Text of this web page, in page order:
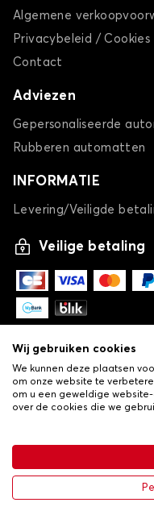
€ 113,43
-25% € 151,24
Algemene
Privacybeleid / Cookies
Contact
Adviezen
Gepersonaliseerde
Rubberen automatten
INFORMATIE
Levering/Veiligde
Veilige betaling
Algemene
•Livraison
Wij gebruiken cookies
We kunnen deze plaatsen
om onze website te
om u een geweldige
over de cookies die we